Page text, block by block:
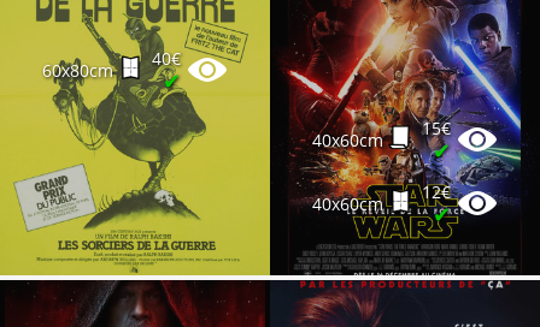
60x80cm
40€
✔
40x60cm
15€
✔
40x60cm
12€
✔